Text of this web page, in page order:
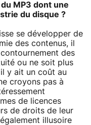
MP3 dont une
du disque ?
se développer de
des contenus, il
des
ou ne soit plus
y ait un coût au
croyons pas à
de licences
de droits de leur
illusoire